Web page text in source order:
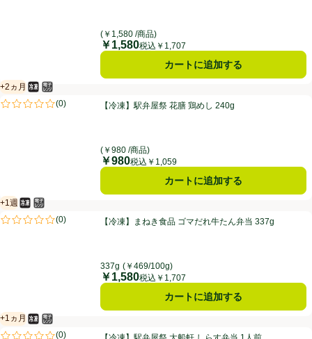
(￥1,580 /商品)
価格
￥1,580税込￥1,707
カートに追加する
【冷凍】駅弁屋祭 花膳 鶏めし 240g
+2ヵ月
賞味・消費期限保証：2ヵ月
冷凍食品
電子レンジ使用可
(0)
評価は0件のレビューで5点中0.0点。【冷凍】駅弁屋祭 花膳 鶏めし 240g
(￥980 /商品)
価格
￥980税込￥1,059
カートに追加する
【冷凍】まねき食品 ゴマだれ牛たん弁当 337g
+1週
賞味・消費期限保証：１週間
冷凍食品
電子レンジ使用可
(0)
評価は0件のレビューで5点中0.0点。【冷凍】まねき食品 ゴマだれ牛たん弁当 337g
337g (￥469/100g)
価格
￥1,580税込￥1,707
カートに追加する
【冷凍】駅弁屋祭 大船軒 しらす弁当 1人前
+1ヵ月
賞味・消費期限保証：1ヵ月
冷凍食品
電子レンジ使用可
(0)